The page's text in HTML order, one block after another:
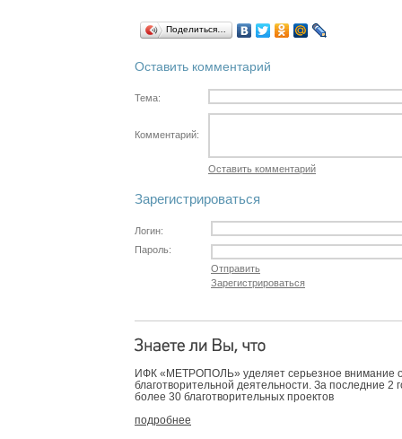
Поделиться…
Оставить комментарий
Тема:
Комментарий:
Оставить комментарий
Зарегистрироваться
Логин:
Пароль:
Отправить
Зарегистрироваться
ИФК «МЕТРОПОЛЬ» уделяет серьезное внимание
благотворительной деятельности. За последние 2
более 30 благотворительных проектов
подробнее